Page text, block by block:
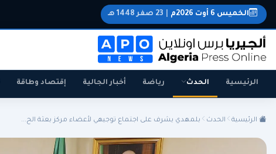
الخميس 6 أوت 2026م 23 صفر 1448 هـ
الرئيسية الحدث رياضة أخبار الجالية إقتصاد وطاقة
الرئيسية الحدث بلمهدي يشرف على اجتماع توجيهي لأعضاء مركز بعثة الح...